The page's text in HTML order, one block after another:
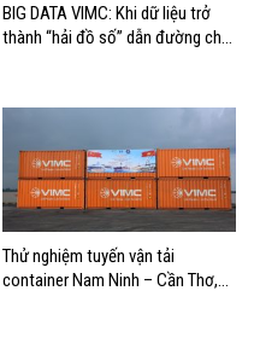
BIG DATA VIMC: Khi dữ liệu trở
thành “hải đồ số” dẫn đường cho
Thử nghiệm tuyến vận tải
container Nam Ninh – Cần Thơ,